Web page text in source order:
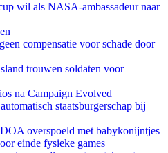
wil als NASA-ambassadeur naar
compensatie voor schade door
trouwen soldaten voor
na Campaign Evolved
staatsburgerschap bij
overspoeld met babykonijntjes
einde fysieke games